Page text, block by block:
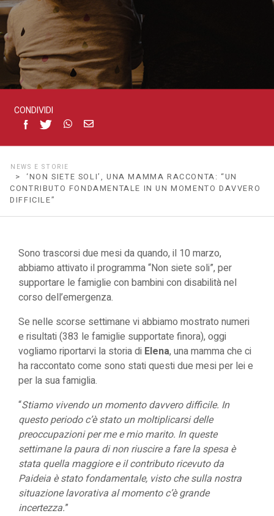
fondamentale
in
un
momento
davvero
difficile”
CONDIVIDI
NEWS E STORIE
> ‘NON SIETE SOLI’, UNA MAMMA RACCONTA: “UN
CONTRIBUTO FONDAMENTALE IN UN MOMENTO DAVVERO
DIFFICILE”
Sono trascorsi due mesi da quando, il 10 marzo,
abbiamo attivato il programma “Non siete soli”, per
supportare le famiglie con bambini con disabilità nel
corso dell’emergenza.
Se nelle scorse settimane vi abbiamo mostrato numeri
e risultati (383 le famiglie supportate finora), oggi
vogliamo riportarvi la storia di Elena, una mamma che ci
ha raccontato come sono stati questi due mesi per lei e
per la sua famiglia.
“Stiamo vivendo un momento davvero difficile. In
questo periodo c’è stato un moltiplicarsi delle
preoccupazioni per me e mio marito. In queste
settimane la paura di non riuscire a fare la spesa è
stata quella maggiore e il contributo ricevuto da
Paideia è stato fondamentale, visto che sulla nostra
situazione lavorativa al momento c’è grande
incertezza.”